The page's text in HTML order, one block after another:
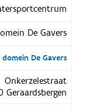
De Gavers
De Gavers
Onkerzelestraat
Geraardsbergen